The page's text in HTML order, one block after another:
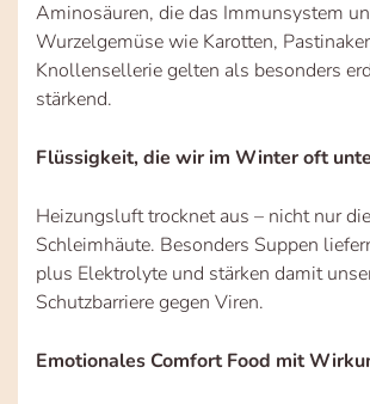
Aminosäuren, die das Immunsystem
Wurzelgemüse wie Karotten,
Knollensellerie gelten als besonders
stärkend.
Flüssigkeit, die wir im Winter oft
Heizungsluft trocknet aus – nicht nur
Schleimhäute. Besonders Suppen
plus Elektrolyte und stärken damit
Schutzbarriere gegen Viren.
Emotionales Comfort Food mit